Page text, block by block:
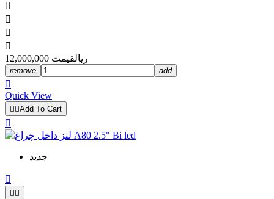




12,000,000 ریالقیمت
remove add

Quick View
 Add To Cart

جدید

 